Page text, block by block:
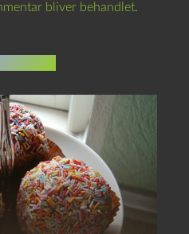
bliver behandlet.